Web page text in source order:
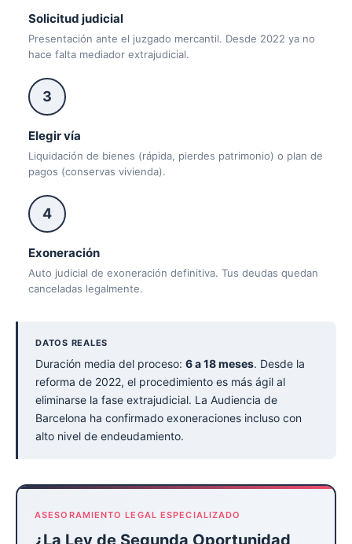
Solicitud judicial
Presentación ante el juzgado mercantil. Desde 2022 ya no
hace falta mediador extrajudicial.
3
Elegir vía
Liquidación de bienes (rápida, pierdes patrimonio) o plan de
pagos (conservas vivienda).
4
Exoneración
Auto judicial de exoneración definitiva. Tus deudas quedan
canceladas legalmente.
DATOS REALES
Duración media del proceso: 6 a 18 meses. Desde la
reforma de 2022, el procedimiento es más ágil al
eliminarse la fase extrajudicial. La Audiencia de
Barcelona ha confirmado exoneraciones incluso con
alto nivel de endeudamiento.
ASESORAMIENTO LEGAL ESPECIALIZADO
¿La Ley de Segunda Oportunidad